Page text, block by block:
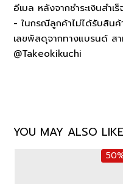
อีเมล หลังจากชำระเงินสำเร็
- ในกรณีลูกค้าไม่ได้รับสิน
เลขพัสดุจากทางแบรนด์ ส
@Takeokikuchi
YOU MAY ALSO